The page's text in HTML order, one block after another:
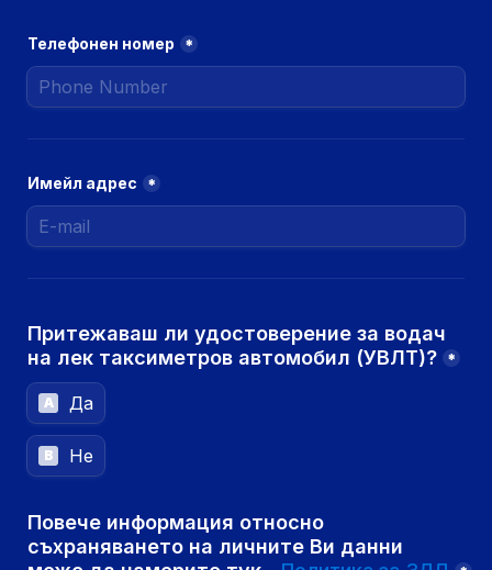
Телефонен номер *
Имейл адрес *
Притежаваш ли удостоверение за водач
на лек таксиметров автомобил (УВЛТ)? *
A Да
B Не
Повече информация относно
съхраняването на личните Ви данни